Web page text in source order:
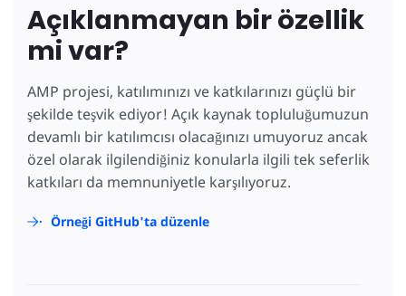
Açıklanmayan bir özellik
mi var?
AMP projesi, katılımınızı ve katkılarınızı güçlü bir
şekilde teşvik ediyor! Açık kaynak topluluğumuzun
devamlı bir katılımcısı olacağınızı umuyoruz ancak
özel olarak ilgilendiğiniz konularla ilgili tek seferlik
katkıları da memnuniyetle karşılıyoruz.
Örneği GitHub'ta düzenle